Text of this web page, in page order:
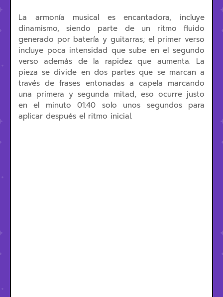
La armonía musical es encantadora, incluye
dinamismo, siendo parte de un ritmo fluido
generado por batería y guitarras; el primer verso
incluye poca intensidad que sube en el segundo
verso además de la rapidez que aumenta. La
pieza se divide en dos partes que se marcan a
través de frases entonadas a capela marcando
una primera y segunda mitad, eso ocurre justo
en el minuto 01:40 solo unos segundos para
aplicar después el ritmo inicial.